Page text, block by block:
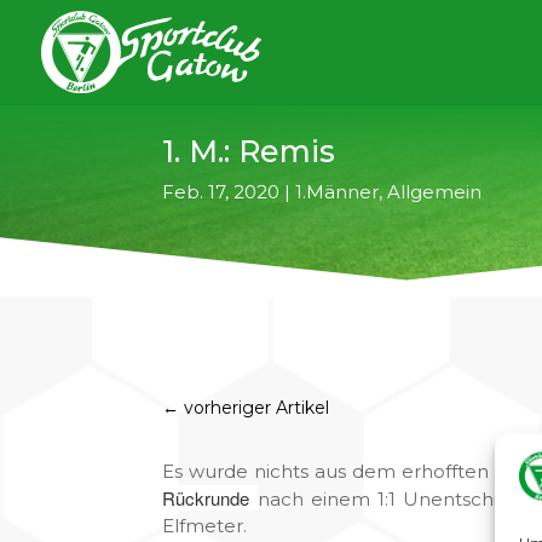
1. M.: Remis
Feb. 17, 2020 |1.Männer,Allgemein
←vorheriger Artikel
Es wurde nichts aus dem erhofften
Rückrunde nach einem 1:1
Elfmeter.